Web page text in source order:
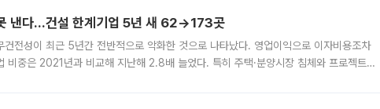
낸다…건설 한계기업 5년 새 62→173곳
건전성이 최근 5년간 전반적으로 악화한 것으로 나타났다. 영업이익으로 이자비용조차
비중은 2021년과 비교해 지난해 2.8배 늘었다. 특히 주택·분양시장 침체와 프로젝트파